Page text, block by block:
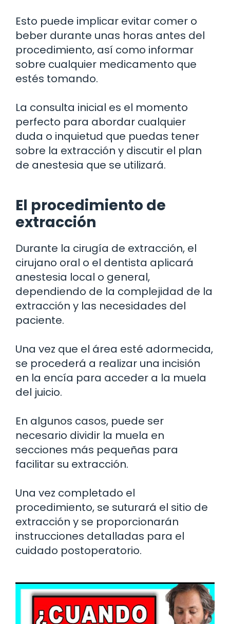
Esto puede implicar evitar comer o
beber durante unas horas antes del
procedimiento, así como informar
sobre cualquier medicamento que
estés tomando.
La consulta inicial es el momento
perfecto para abordar cualquier
duda o inquietud que puedas tener
sobre la extracción y discutir el plan
de anestesia que se utilizará.
El procedimiento de
extracción
Durante la cirugía de extracción, el
cirujano oral o el dentista aplicará
anestesia local o general,
dependiendo de la complejidad de la
extracción y las necesidades del
paciente.
Una vez que el área esté adormecida,
se procederá a realizar una incisión
en la encía para acceder a la muela
del juicio.
En algunos casos, puede ser
necesario dividir la muela en
secciones más pequeñas para
facilitar su extracción.
Una vez completado el
procedimiento, se suturará el sitio de
extracción y se proporcionarán
instrucciones detalladas para el
cuidado postoperatorio.